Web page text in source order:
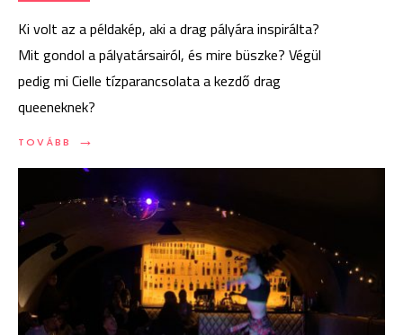
Ki volt az a példakép, aki a drag pályára inspirálta?
Mit gondol a pályatársairól, és mire büszke? Végül
pedig mi Cielle tízparancsolata a kezdő drag
queeneknek?
TOVÁBB →
TOVÁBB:
DEPARTMENT
CIELLE